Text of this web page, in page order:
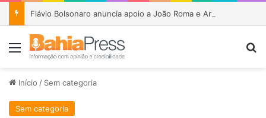
Menu
Início / Sem categoria
Sem categoria